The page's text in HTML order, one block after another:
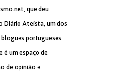
que deu
Diário Ateísta, um dos
blogues portugueses.
é um espaço de
de opinião e